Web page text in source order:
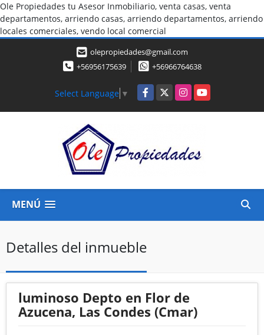
Ole Propiedades tu Asesor Inmobiliario, venta casas, venta
departamentos, arriendo casas, arriendo departamentos, arriendo
locales comerciales, vendo local comercial
olepropiedades@gmail.com
+56956175639
+56966764638
Select Language ▼ Facebook
X InstagramYouTube
MENÚ
Detalles del inmueble
luminoso Depto en Flor de
Azucena, Las Condes (Cmar)